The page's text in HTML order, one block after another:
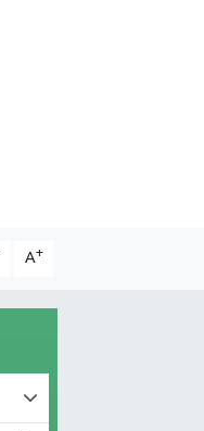
A+